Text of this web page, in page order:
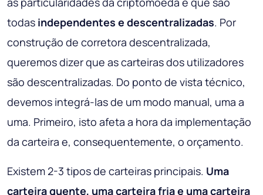
todas independentes e descentralizadas. Por
construção de corretora descentralizada,
queremos dizer que as carteiras dos utilizadores
são descentralizadas. Do ponto de vista técnico,
devemos integrá-las de um modo manual, uma a
uma. Primeiro, isto afeta a hora da implementação
da carteira e, consequentemente, o orçamento.
Existem 2-3 tipos de carteiras principais. Uma
carteira quente, uma carteira fria e uma carteira